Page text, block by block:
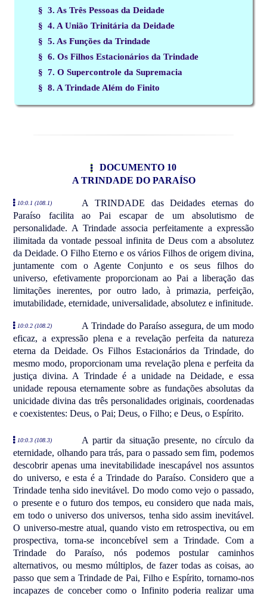
§ 3. As Três Pessoas da Deidade
§ 4. A União Trinitária da Deidade
§ 5. As Funções da Trindade
§ 6. Os Filhos Estacionários da Trindade
§ 7. O Supercontrole da Supremacia
§ 8. A Trindade Além do Finito
DOCUMENTO 10
A TRINDADE DO PARAÍSO
10:0.1 (108.1)
A TRINDADE das Deidades eternas do
Paraíso facilita ao Pai escapar de um absolutismo de
personalidade. A Trindade associa perfeitamente a expressão
ilimitada da vontade pessoal infinita de Deus com a absolutez
da Deidade. O Filho Eterno e os vários Filhos de origem divina,
juntamente com o Agente Conjunto e os seus filhos do
universo, efetivamente proporcionam ao Pai a liberação das
limitações inerentes, por outro lado, à primazia, perfeição,
imutabilidade, eternidade, universalidade, absolutez e infinitude.
10:0.2 (108.2)
A Trindade do Paraíso assegura, de um modo
eficaz, a expressão plena e a revelação perfeita da natureza
eterna da Deidade. Os Filhos Estacionários da Trindade, do
mesmo modo, proporcionam uma revelação plena e perfeita da
justiça divina. A Trindade é a unidade na Deidade, e essa
unidade repousa eternamente sobre as fundações absolutas da
unicidade divina das três personalidades originais, coordenadas
e coexistentes: Deus, o Pai; Deus, o Filho; e Deus, o Espírito.
10:0.3 (108.3)
A partir da situação presente, no círculo da
eternidade, olhando para trás, para o passado sem fim, podemos
descobrir apenas uma inevitabilidade inescapável nos assuntos
do universo, e esta é a Trindade do Paraíso. Considero que a
Trindade tenha sido inevitável. Do modo como vejo o passado,
o presente e o futuro dos tempos, eu considero que nada mais,
em todo o universo dos universos, tenha sido assim inevitável.
O universo-mestre atual, quando visto em retrospectiva, ou em
prospectiva, torna-se inconcebível sem a Trindade. Com a
Trindade do Paraíso, nós podemos postular caminhos
alternativos, ou mesmo múltiplos, de fazer todas as coisas, ao
passo que sem a Trindade de Pai, Filho e Espírito, tornamo-nos
incapazes de conceber como o Infinito poderia realizar uma